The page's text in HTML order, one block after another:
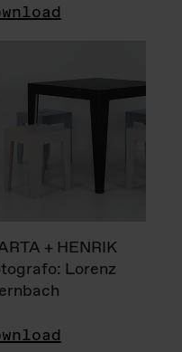
+ HENRIK
Lorenz